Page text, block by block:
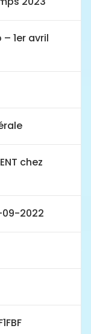
1er avril
chez
09-2022